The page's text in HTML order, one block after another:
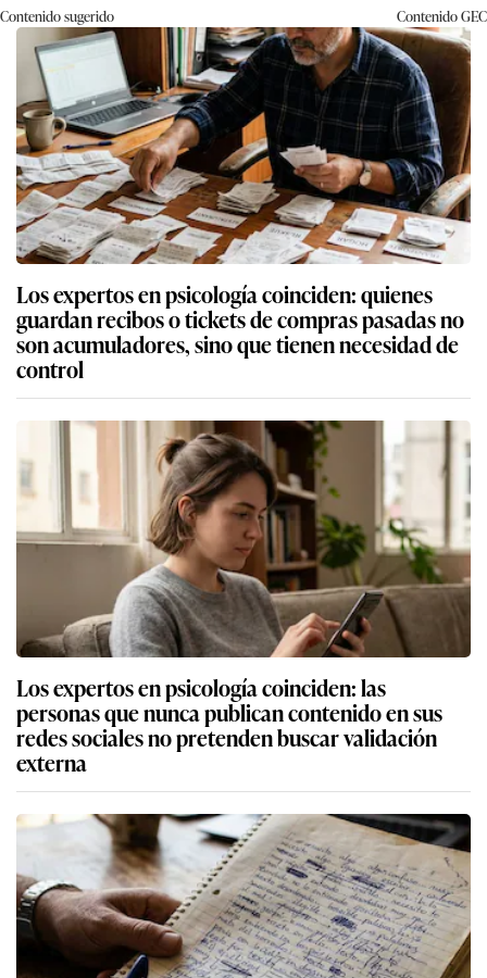
Contenido sugerido ContenidoGEC
Los expertos en psicología coinciden: quienes
guardan recibos o tickets de compras pasadas no
son acumuladores, sino que tienen necesidad de
control
Los expertos en psicología coinciden: las
personas que nunca publican contenido en sus
redes sociales no pretenden buscar validación
externa